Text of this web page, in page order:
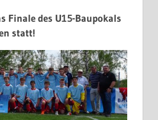
Finale des U15-Baupokals
statt!